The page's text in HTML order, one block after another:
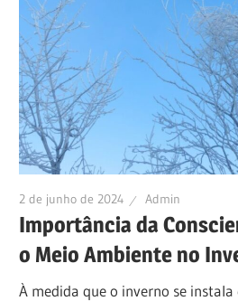
2 de junho de 2024 Admin
Importância da
o Meio Ambiente no
À medida que o inverno se